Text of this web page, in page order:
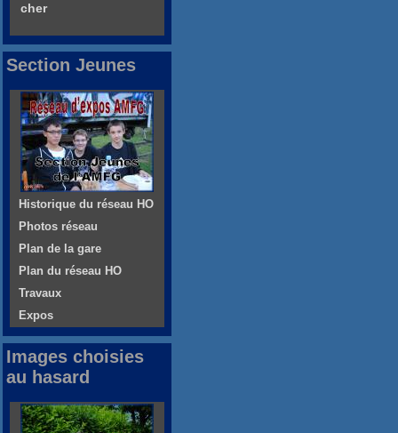
cher
Section Jeunes
Historique du réseau HO
Photos réseau
Plan de la gare
Plan du réseau HO
Travaux
Expos
Images choisies
au hasard